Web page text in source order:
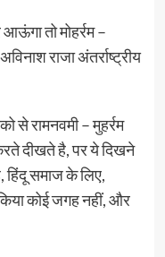
तो मोहर्रम –
राजा अंतर्राष्ट्रीय
से रामनवमी – मुहर्रम
दीखते है, पर ये दिखने
हिंदू समाज के लिए,
कोई जगह नहीं, और